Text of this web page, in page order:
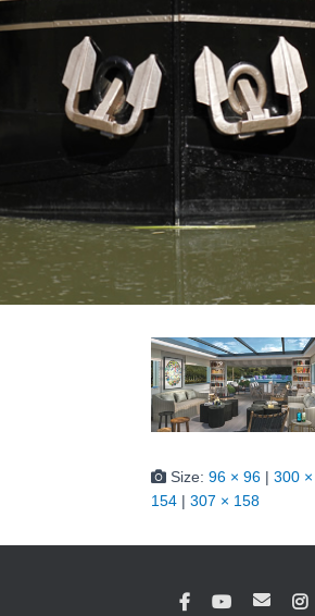
Size: 96 × 96 | 300 ×
154 | 307 × 158